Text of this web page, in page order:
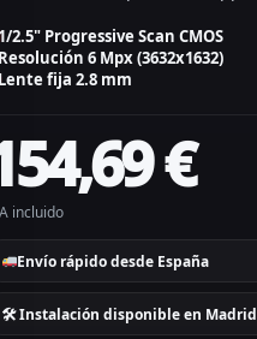
2.5" Progressive Scan CMOS
6 Mpx (3632x1632)
fija 2.8 mm
€
incluido
Envío rápido desde España
🛠 Instalación disponible en Madrid